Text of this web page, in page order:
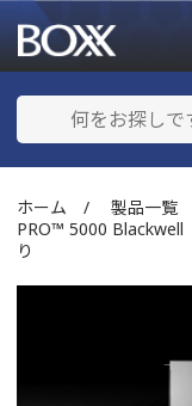
ホーム / 製品一覧
PRO™ 5000 Blackwell
り